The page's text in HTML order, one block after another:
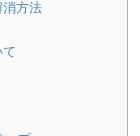
消方法